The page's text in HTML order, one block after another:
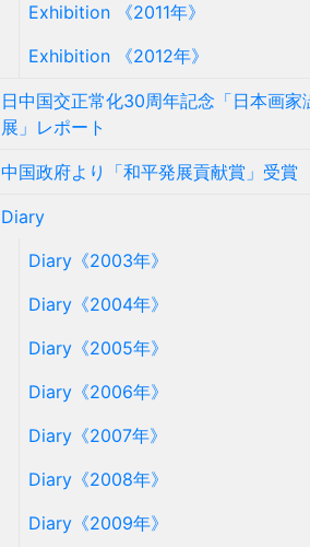
Exhibition 《2011年》
Exhibition 《2012年》
日中国交正常化30周年記念「日本画家
展」レポート
中国政府より「和平発展貢献賞」受賞
Diary
Diary《2003年》
Diary《2004年》
Diary《2005年》
Diary《2006年》
Diary《2007年》
Diary《2008年》
Diary《2009年》